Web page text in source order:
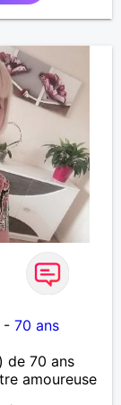
70 ans
de 70 ans
amoureuse